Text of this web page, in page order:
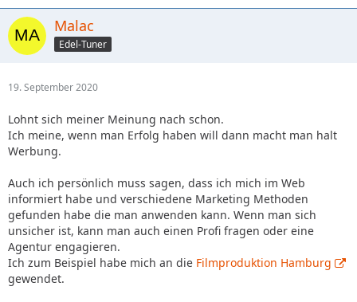
Malac
Edel-Tuner
19. September 2020
Lohnt sich meiner Meinung nach schon.
Ich meine, wenn man Erfolg haben will dann macht man halt
Werbung.
Auch ich persönlich muss sagen, dass ich mich im Web
informiert habe und verschiedene Marketing Methoden
gefunden habe die man anwenden kann. Wenn man sich
unsicher ist, kann man auch einen Profi fragen oder eine
Agentur engagieren.
Ich zum Beispiel habe mich an die Filmproduktion Hamburg
gewendet.